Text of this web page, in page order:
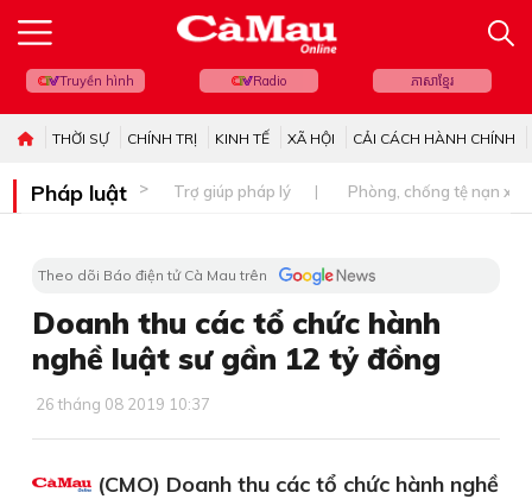
Truyền hình Radio ភាសាខ្មែរ
THỜI SỰ CHÍNH TRỊ KINH TẾ XÃ HỘI CẢI CÁCH HÀNH CHÍNH
Pháp luật Trợ giúp pháp lý Phòng, chống tệ nạn xã
Theo dõi Báo điện tử Cà Mau trên
Doanh thu các tổ chức hành
nghề luật sư gần 12 tỷ đồng
26 tháng 08 2019 10:37
(CMO) Doanh thu các tổ chức hành nghề